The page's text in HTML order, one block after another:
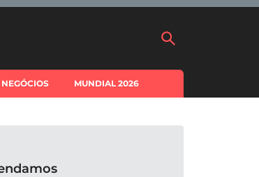
NEGÓCIOS MUNDIAL 2026